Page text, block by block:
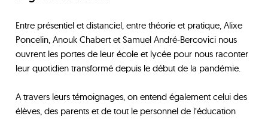
Entre présentiel et distanciel, entre théorie et pratique, Alixe
Poncelin, Anouk Chabert et Samuel André-Bercovici nous
ouvrent les portes de leur école et lycée pour nous raconter
leur quotidien transformé depuis le début de la pandémie.
A travers leurs témoignages, on entend également celui des
élèves, des parents et de tout le personnel de l’éducation